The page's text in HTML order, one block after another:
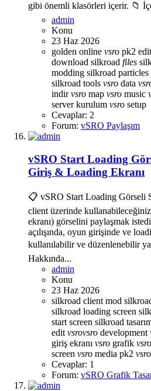
gibi önemli klasörleri içerir. 📁
admin
Konu
23 Haz 2026
golden online vsro pk2 edit
download silkroad files
modding silkroad particles
silkroad tools vsro data
indirvsro map vsro music
server kurulum vsro setup
Cevaplar: 2
Forum: vSRO Paylaşım
vSRO Start Loading
Giriş & Loading Ekranı
📋 vSRO Start Loading Görseli
client üzerinde
ekranı) görselini paylaşmak
açılışında, oyun girişinde ve
kullanılabilir ve düzenlenebilir
Hakkında...
admin
Konu
23 Haz 2026
silkroad client mod
silkroad loading screen
start screen silkroad
edit vsrovsro development
giriş ekranı vsro grafik vsro
screen vsro media pk2 vsro
Cevaplar: 1
Forum: vSRO Grafik